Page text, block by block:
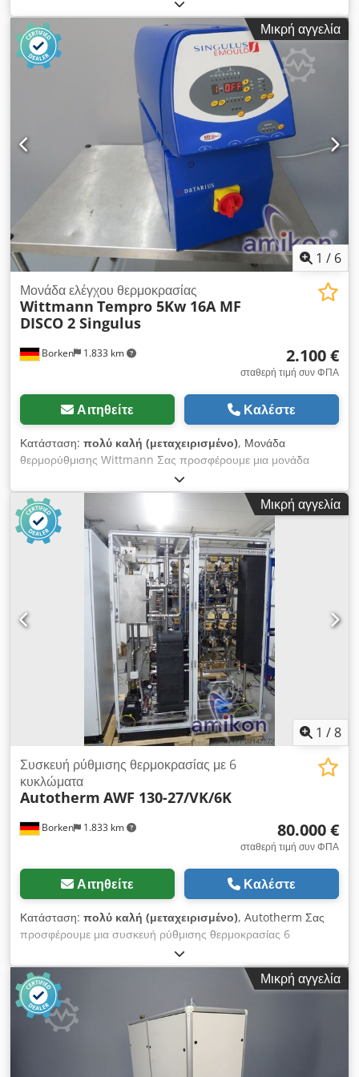
αποθέματα. Κατάλληλος για βιομηχανικές εφαρμογές ψύξης,
μεταφοράς θερμότητας και διεργασιών. Κατασκευαστής: GEA
WTT GmbH Τύπος: GBS 700M-U-86 Αριθμός υλικού:
12509184 Σειριακός αριθμός: 10-120106888-0001 Τύπος
κατασκευής: Συγκολλητός εναλλάκτης θερμότητας πλακών
Αριθμός πλακών: 86 Διαμόρφωση: G1, G2, G3, G4 Εύρος
θερμοκρασίας: -200 °C έως +200 °C Μέγ. πίεση λειτουργίας
πλευρά 1: 30 bar Μέγ. πίεση λειτουργίας πλευρά 2: 30 bar
Όγκος πλευρά 1: 9,66 l Όγκος πλευρά 2: 9,89 l Όγκος πλευρά
3: 0,00 l Ψυκτικό μέσο: Όλα τα ψυκτικά εκτός από αμμωνία
Χώρα κατασκευής: Γερμανία Κατάσταση: NOS (new old stock)
Crsdpfjzb Nvisx Amrsf Τοποθεσία: Kusel
Μικρή αγγελία
1 / 6
Borken 1.833 km
Μονάδα ελέγχου θερμοκρασίας
Wittmann Tempro 5Kw 16A MF
DISCO 2 Singulus
2.100 €
σταθερή τιμή συν ΦΠΑ
Αιτηθείτε Καλέστε
Κατάσταση: πολύ καλή (μεταχειρισμένο), Μονάδα
θερμορύθμισης Wittmann Σας προσφέρουμε μια μονάδα
θερμορύθμισης Wittmann. Wittmann Temperiergerät DISCO
2 Singulus 3x415V 50/60Hz 16A 5kW Τύπος:
TR7B7D7D0X_09_00 Κατάσταση: μεταχειρισμένο Cjdpfjzd
Ruwex Amrerf Περιεχόμενα παράδοσης: (βλέπε εικόνα)
(Τεχνικές αλλαγές και σφάλματα στα στοιχεία κρατούνται!) Σε
περαιτέρω ερωτήσεις, μπορούμε να απαντήσουμε τηλεφωνικά.
Μικρή αγγελία
1 /8
Borken 1.833 km
Συσκευή ρύθμισης θερμοκρασίας με 6
κυκλώματα
Autotherm AWF 130-27/VK/6K
80.000 €
σταθερή τιμή συν ΦΠΑ
Αιτηθείτε Καλέστε
Κατάσταση: πολύ καλή (μεταχειρισμένο), Autotherm Σας
προσφέρουμε μια συσκευή ρύθμισης θερμοκρασίας 6
κυκλωμάτων. Χωρίς ενεργό ψυκτικό μηχάνημα! Σύμφωνα με
την επισυναπτόμενη τεχνική σύντομη περιγραφή: Εύρος
θερμοκρασίας: -40°C … +85°C (διευρυμένο εύρος
θερμοκρασίας -40°C…+130°C) Ενισχυμένη θερμαντική ισχύς 27
kW αντί για 18 kW Περιλαμβάνει: - 1x ρύθμιση θερμοκρασίας
στο κύριο κύκλωμα - 6x μέτρηση θερμοκρασίας σε κάθε
προσαγωγή - 6x μέτρηση θερμοκρασίας σε κάθε επιστροφή -
6x μέτρηση παροχής και πίεσης σε κάθε προσαγωγή - 6x
Μικρή αγγελία